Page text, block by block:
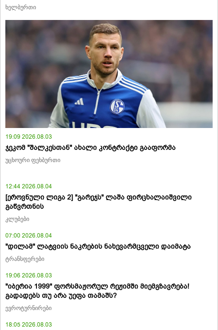
ხელბურთი
19:09 2026.08.03
ჯეკომ "შალკესთან" ახალი კონტრაქტი გააფორმა
უცხოური ფეხბურთი
12:44 2026.08.04
[ეროვნული ლიგა 2] "გარეჯს" ლაშა ფირცხალაიშვილი
გაწვრთნის
კლუბები
07:00 2026.08.04
"დილამ" ლატვიის ნაკრების ნახევარმცველი დაიმატა
ტრანსფერები
19:06 2026.08.03
"იბერია 1999" ფორსმაჟორულ რეჟიმში მიემგზავრება!
გადადებს თუ არა უეფა თამაშს?
ევროტურნირები
18:05 2026.08.03